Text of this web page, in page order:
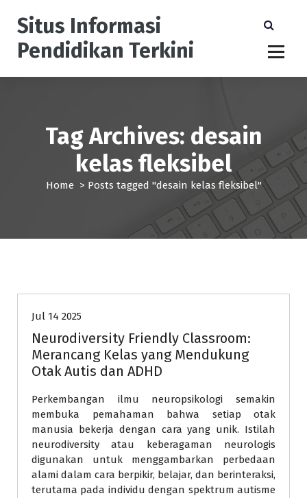
Situs Informasi
Pendidikan Terkini
Tag Archives: desain
kelas fleksibel
Home > Posts tagged "desain kelas fleksibel"
Jul 14 2025
Neurodiversity Friendly Classroom:
Merancang Kelas yang Mendukung
Otak Autis dan ADHD
Perkembangan ilmu neuropsikologi semakin
membuka pemahaman bahwa setiap otak
manusia bekerja dengan cara yang unik. Istilah
neurodiversity atau keberagaman neurologis
digunakan untuk menggambarkan perbedaan
alami dalam cara berpikir, belajar, dan berinteraksi,
terutama pada individu dengan spektrum autisme